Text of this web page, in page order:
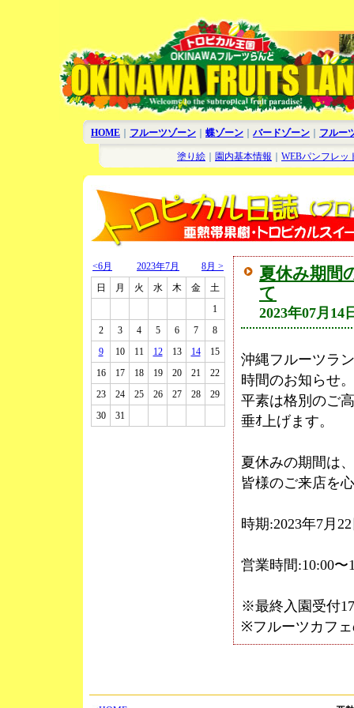
HOME フルーツゾーン 蝶ゾーン バードゾーン フルー
塗り絵 園内基本情報 WEBパンフレッ
夏休み期間
て
2023年07月14
沖縄フルーツラ
時間のお知らせ。
平素は格別のご
垂ｵ上げます。
夏休みの期間は
皆様のご来店を
時期:2023年7月
営業時間:10:00〜
※最終入園受付
※フルーツカフ
<6月 2023年7月
8月 >
日
月 火 水 木 金
土
1
2
3 4 5 6 7
8
9
10 11 12 13 14
15
16
17 18 19 20 21
22
23
24 25 26 27 28
29
30
31